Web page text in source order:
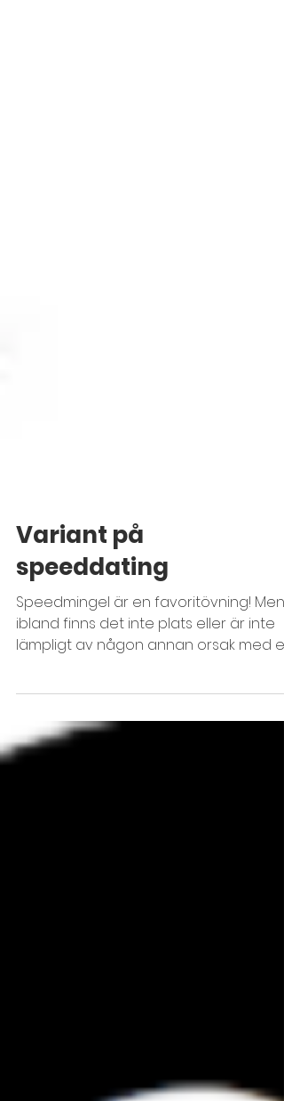
Variant på
speeddating
Speedmingel är en favoritövning! Men
ibland finns det inte plats eller är inte
lämpligt av någon annan orsak med
stående mingel. Ett...